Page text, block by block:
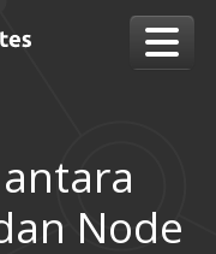
Node